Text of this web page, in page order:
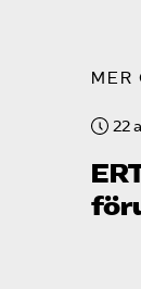
MER
22